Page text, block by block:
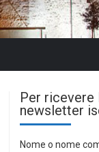
Per ricevere
newsletter
Nome o nome